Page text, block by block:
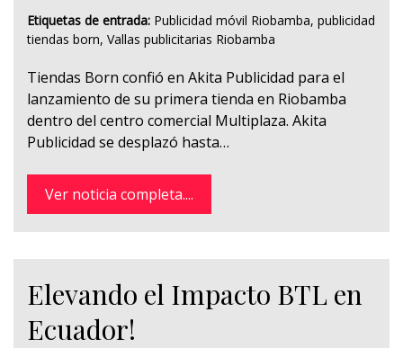
Etiquetas de entrada: Publicidad móvil Riobamba, publicidad
tiendas born, Vallas publicitarias Riobamba
Tiendas Born confió en Akita Publicidad para el
lanzamiento de su primera tienda en Riobamba
dentro del centro comercial Multiplaza. Akita
Publicidad se desplazó hasta…
Ver noticia completa....
Elevando el Impacto BTL en
Ecuador!